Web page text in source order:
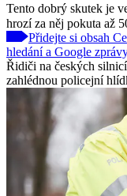
Tento dobrý skutek je
hrozí za něj pokuta až
Přidejte si obsah
hledání a Google
Řidiči na českých
zahlédnou policejní